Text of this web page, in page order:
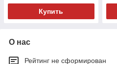
Купить
О нас
Рейтинг не сформирован